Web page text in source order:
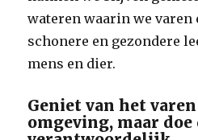
wateren waarin we varen
schonere en gezondere
mens en dier.
Geniet van het
omgeving, maar